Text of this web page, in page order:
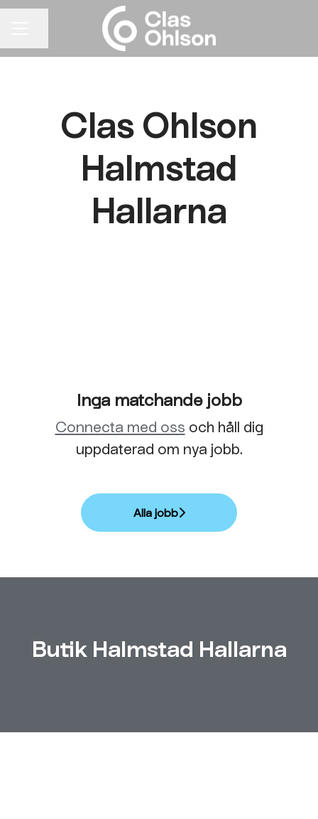
Clas Ohlson
Halmstad
Hallarna
Inga matchande jobb
Connecta med oss och håll dig
uppdaterad om nya jobb.
Alla jobb
Butik Halmstad Hallarna